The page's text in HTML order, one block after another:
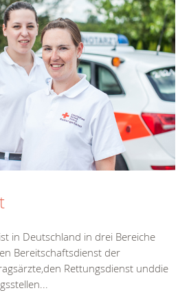
in Deutschland in drei Bereiche
Bereitschaftsdienst der
Rettungsdienst unddie